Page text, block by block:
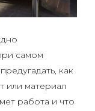
самом
как
или материал
работа и что